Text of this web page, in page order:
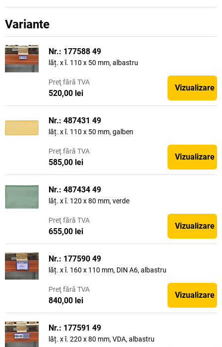
Variante
Nr.: 177588 49
lăț. x î. 110 x 50 mm, albastru
Preţ fără TVA
520,00 lei
Vizualizare
Nr.: 487431 49
lăț. x î. 110 x 50 mm, galben
Preţ fără TVA
585,00 lei
Vizualizare
Nr.: 487434 49
lăț. x î. 120 x 80 mm, verde
Preţ fără TVA
655,00 lei
Vizualizare
Nr.: 177590 49
lăț. x î. 160 x 110 mm, DIN A6, albastru
Preţ fără TVA
840,00 lei
Vizualizare
Nr.: 177591 49
lăț. x î. 220 x 80 mm, VDA, albastru